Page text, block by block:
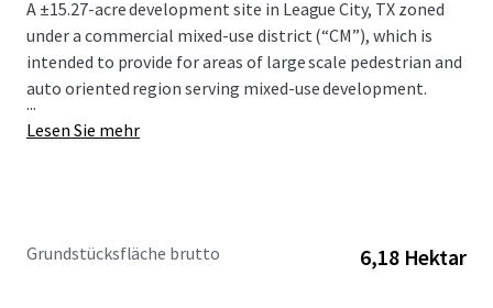
A ±15.27-acre development site in League City, TX zoned
under a commercial mixed-use district (“CM”), which is
intended to provide for areas of large scale pedestrian and
auto oriented region serving mixed-use development.
...
Lesen Sie mehr
Grundstücksfläche brutto 6,18 Hektar